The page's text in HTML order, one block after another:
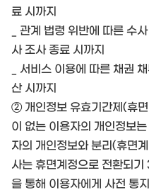
료 시까지
_ 관계 법령 위반에 따른 수
사 조사 종료 시까지
_ 서비스 이용에 따른 채권
산 시까지
② 개인정보 유효기간제(휴
이 없는 이용자의 개인정보
자의 개인정보와 분리(휴면
사는 휴면계정으로 전환되
을 통해 이용자에게 사전 통